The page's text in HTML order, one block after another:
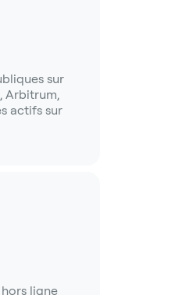
sur
Arbitrum,
actifs sur
ligne